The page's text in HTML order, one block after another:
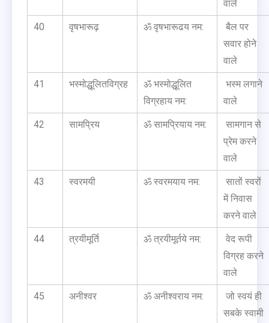
वाले
40 वृषभारूढ़ ॐ वृषभारूढय नम:
बैल पर
सवार होने
वाले
41 भस्मोद्धूलितविग्रह
ॐ भस्मोद्धूलित
विग्रहाय नम:
भस्म लगाने
वाले
42 सामप्रिय ॐ सामप्रियाय नम:
सामगान से
प्रेम करने
वाले
43 स्वरमयी ॐ स्वरमयाय नम:
सातों स्वरों
में निवास
करने वाले
44 त्रयीमूर्ति ॐ त्रयीमूर्तये नम:
वेद रूपी
विग्रह करने
वाले
45 अनीश्वर ॐ अनीश्वराय नम:
जो स्वयं ही
सबके स्वामी